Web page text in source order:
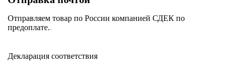
Отправляем товар по России компанией СДЕК по
предоплате..
Декларация соответствия